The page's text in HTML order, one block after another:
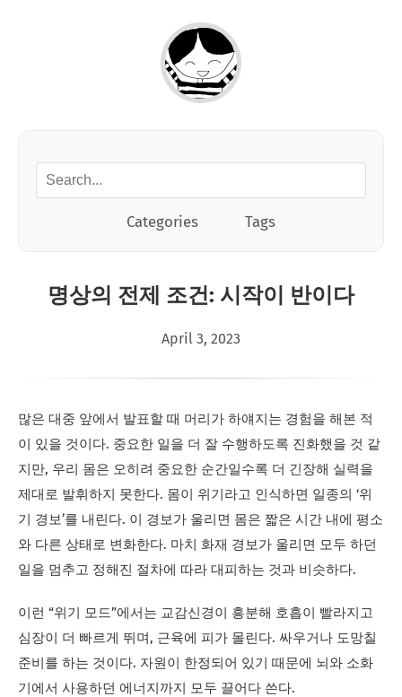
Categories Tags
명상의 전제 조건: 시작이 반이다
April 3, 2023
많은 대중 앞에서 발표할 때 머리가 하얘지는 경험을 해본 적
이 있을 것이다. 중요한 일을 더 잘 수행하도록 진화했을 것 같
지만, 우리 몸은 오히려 중요한 순간일수록 더 긴장해 실력을
제대로 발휘하지 못한다. 몸이 위기라고 인식하면 일종의 ‘위
기 경보’를 내린다. 이 경보가 울리면 몸은 짧은 시간 내에 평소
와 다른 상태로 변화한다. 마치 화재 경보가 울리면 모두 하던
일을 멈추고 정해진 절차에 따라 대피하는 것과 비슷하다.
이런 “위기 모드”에서는 교감신경이 흥분해 호흡이 빨라지고
심장이 더 빠르게 뛰며, 근육에 피가 몰린다. 싸우거나 도망칠
준비를 하는 것이다. 자원이 한정되어 있기 때문에 뇌와 소화
기에서 사용하던 에너지까지 모두 끌어다 쓴다.